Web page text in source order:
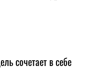
сочетает в себе